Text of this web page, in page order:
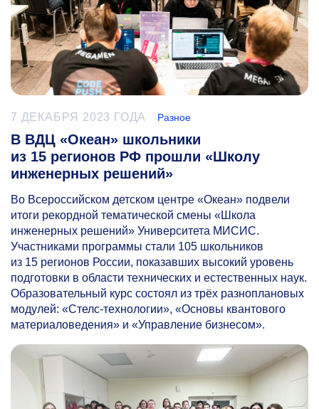
7 ДЕКАБРЯ 2023 ГОДА Разное
В ВДЦ «Океан» школьники
из 15 регионов РФ прошли «Школу
инженерных решений»
Во Всероссийском детском центре «Океан» подвели
итоги рекордной тематической смены «Школа
инженерных решений» Университета МИСИС.
Участниками программы стали 105 школьников
из 15 регионов России, показавших высокий уровень
подготовки в области технических и естественных наук.
Образовательный курс состоял из трёх разноплановых
модулей: «Стелс-технологии», «Основы квантового
материаловедения» и «Управление бизнесом».